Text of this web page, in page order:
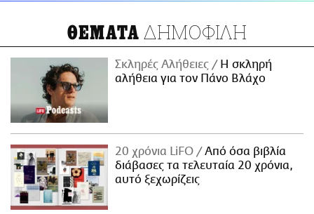
ΘΕΜΑΤΑ ΔΗΜΟΦΙΛΗ
Σκληρές Αλήθειες
H σκληρή
αλήθεια για τον Πάνο Βλάχο
20 χρόνια LiFO
Από όσα βιβλία
διάβασες τα τελευταία 20 χρόνια,
αυτό ξεχωρίζεις